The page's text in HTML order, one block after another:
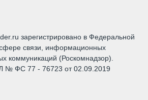
зарегистрировано в Федеральной
связи, информационных
коммуникаций (Роскомнадзор).
№ ФС 77 - 76723 от 02.09.2019